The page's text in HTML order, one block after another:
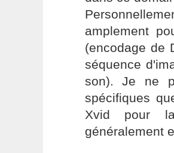
amplement
(encodage de
séquence
son). Je ne
spécifiques
Xvid pour
généralement